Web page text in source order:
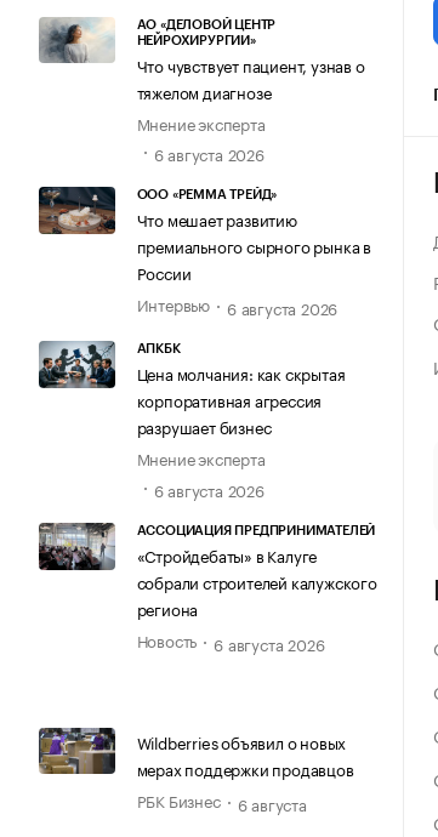
АО «ДЕЛОВОЙ ЦЕНТР
НЕЙРОХИРУРГИИ»
Что чувствует пациент, узнав о
тяжелом диагнозе
Мнение эксперта
6 августа 2026
ООО «РЕММА ТРЕЙД»
Что мешает развитию
премиального сырного рынка в
России
Интервью
6 августа 2026
АПКБК
Цена молчания: как скрытая
корпоративная агрессия
разрушает бизнес
Мнение эксперта
6 августа 2026
АССОЦИАЦИЯ ПРЕДПРИНИМАТЕЛЕЙ
«Стройдебаты» в Калуге
собрали строителей калужского
региона
Новость
6 августа 2026
Wildberries объявил о новых
мерах поддержки продавцов
РБК Бизнес
6 августа